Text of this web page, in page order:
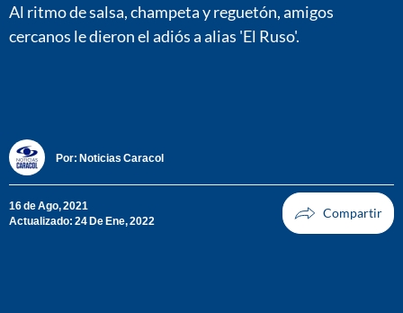
Al ritmo de salsa, champeta y reguetón, amigos
cercanos le dieron el adiós a alias 'El Ruso'.
Por: Noticias Caracol
16 de Ago, 2021
Actualizado: 24 De Ene, 2022